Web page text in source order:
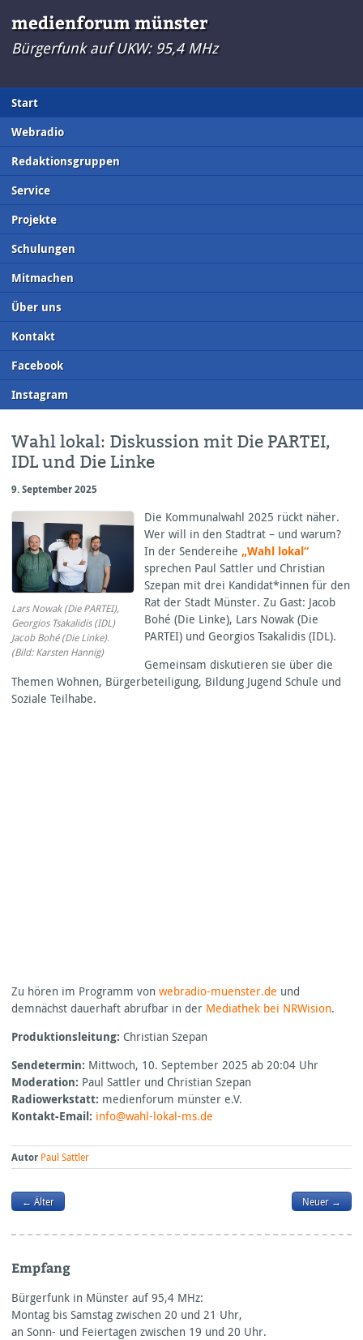
medienforum münster
Bürgerfunk auf UKW: 95,4 MHz
Start
Webradio
Redaktionsgruppen
Service
Projekte
Schulungen
Mitmachen
Über uns
Kontakt
Facebook
Instagram
Wahl lokal: Diskussion mit Die PARTEI,
IDL und Die Linke
9. September 2025
Lars Nowak (Die PARTEI),
Georgios Tsakalidis (IDL)
Jacob Bohé (Die Linke).
(Bild: Karsten Hannig)
Die Kommunalwahl 2025 rückt näher.
Wer will in den Stadtrat – und warum?
In der Sendereihe „Wahl lokal“
sprechen Paul Sattler und Christian
Szepan mit drei Kandidat*innen für den
Rat der Stadt Münster. Zu Gast: Jacob
Bohé (Die Linke), Lars Nowak (Die
PARTEI) und Georgios Tsakalidis (IDL).
Gemeinsam diskutieren sie über die
Themen Wohnen, Bürgerbeteiligung, Bildung Jugend Schule und
Soziale Teilhabe.
Zu hören im Programm von webradio-muenster.de und
demnächst dauerhaft abrufbar in der Mediathek bei NRWision.
Produktionsleitung: Christian Szepan
Sendetermin: Mittwoch, 10. September 2025 ab 20:04 Uhr
Moderation: Paul Sattler und Christian Szepan
Radiowerkstatt: medienforum münster e.V.
Kontakt-Email: info@wahl-lokal-ms.de
Autor Paul Sattler
← Älter Neuer →
Empfang
Bürgerfunk in Münster auf 95,4 MHz:
Montag bis Samstag zwischen 20 und 21 Uhr,
an Sonn- und Feiertagen zwischen 19 und 20 Uhr.